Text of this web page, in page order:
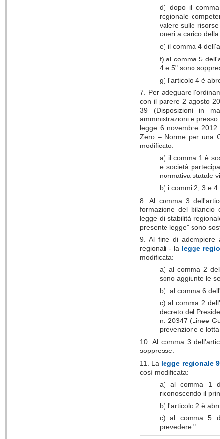
d) dopo il
regionale
valere sulle
oneri a carico
e) il comma 4
f) al comma 5
4 e 5" sono
g) l'articolo 4 è
7. Per adeguare
con il parere 2 agosto
39 (Disposizioni in
amministrazioni e
legge 6 novembre
Zero – Norme per una
modificato:
a) il comma 1 è
e società
normativa statale
b) i commi 2, 3 e
8. Al comma 3
formazione del bilancio
legge di stabilità
presente legge" sono
9. Al fine di adempiere
regionali - la legge
modificata:
a) al comma 2
sono aggiunte le
b) al comma 6
c) al comma 2
decreto del
n. 20347 (Linee
prevenzione e
10. Al comma 3
soppresse.
11. La legge regionale
così modificata:
a) al comma 1
riconoscendo il
b) l'articolo 2 è
c) al comma 5
prevedere:".